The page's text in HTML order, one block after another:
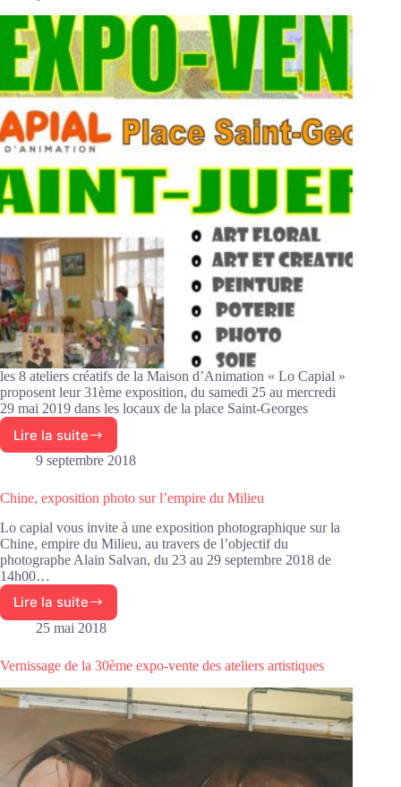
ateliers
créatifs
les 8 ateliers créatifs de la Maison d’Animation « Lo Capial »
proposent leur 31ème exposition, du samedi 25 au mercredi
29 mai 2019 dans les locaux de la place Saint-Georges
Lire la suite
31°
expo-
des
ateliers
créatifs
9 septembre 2018
Chine, exposition photo sur l’empire du Milieu
Lo capial vous invite à une exposition photographique sur la
Chine, empire du Milieu, au travers de l’objectif du
photographe Alain Salvan, du 23 au 29 septembre 2018 de
14h00…
Lire la suite
Chine,
exposition
sur
du
Milieu
25 mai 2018
Vernissage de la 30ème expo-vente des ateliers artistiques